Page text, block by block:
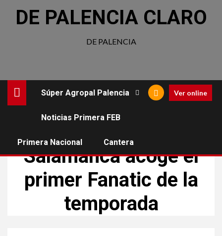
DE PALENCIA CLARO
DE PALENCIA
Súper Agropal Palencia
Noticias Primera FEB
Primera Nacional Cantera
Ver online
Salamanca acoge el
primer Fanatic de la
temporada